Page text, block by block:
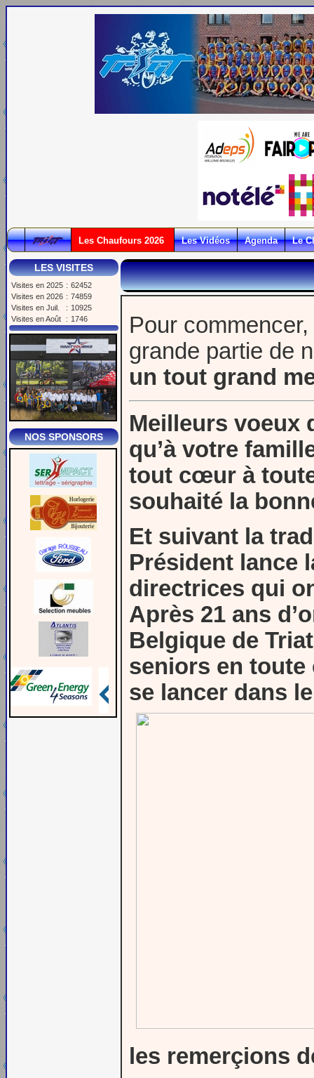
Les Chaufours 2026 Les Vidéos Agenda Le
LES VISITES
Visites en 2025 : 62452
Visites en 2026 : 74859
Visites en Juil.
: 10925
Visites en Août
: 1746
NOS SPONSORS
Pour
grande partie de
un tout grand
Meilleurs voeux
qu’à votre
tout cœur à
souhaité la
Et suivant la
Président lance
directrices qui
Après 21 ans
Belgique de
seniors en toute
se lancer dans
les remerçions